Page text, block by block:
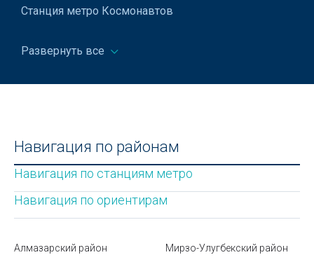
Станция метро Космонавтов
этапах доставки
Ташкентский государственный театр музыкальной
Станция метро Новза
Как правильно организовать рабочее
пространство с офисной мебелью
Узбекистана и избежать запрета
Развернуть все
Навигация по районам
Навигация по станциям метро
Навигация по ориентирам
Алмазарский район Мирзо-Улугбекский район